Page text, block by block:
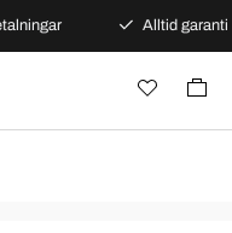
Alltid garanti